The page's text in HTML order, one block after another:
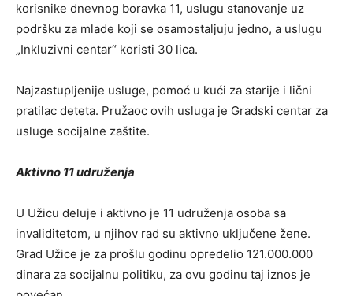
korisnike dnevnog boravka 11, uslugu stanovanje uz
podršku za mlade koji se osamostaljuju jedno, a uslugu
„Inkluzivni centar“ koristi 30 lica.
Najzastupljenije usluge, pomoć u kući za starije i lični
pratilac deteta. Pružaoc ovih usluga je Gradski centar za
usluge socijalne zaštite.
Aktivno 11 udruženja
U Užicu deluje i aktivno je 11 udruženja osoba sa
invaliditetom, u njihov rad su aktivno uključene žene.
Grad Užice je za prošlu godinu opredelio 121.000.000
dinara za socijalnu politiku, za ovu godinu taj iznos je